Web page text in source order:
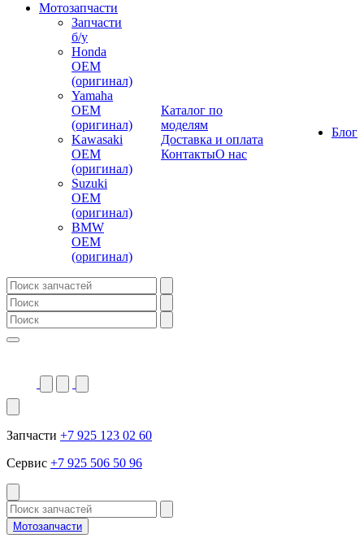
Мотозапчасти
Запчасти
б/у
Honda
OEM
(оригинал)
Yamaha
OEM
(оригинал)
Kawasaki
OEM
(оригинал)
Suzuki
OEM
(оригинал)
BMW
OEM
(оригинал)
Каталог по
моделям
Доставка и оплата
КонтактыО нас
Блог
Запчасти +7 925 123 02 60
Сервис +7 925 506 50 96
Мотозапчасти